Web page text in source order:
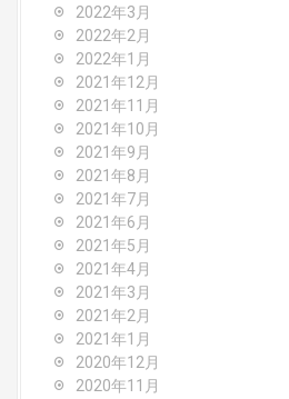
2022年3月
2022年2月
2022年1月
2021年12月
2021年11月
2021年10月
2021年9月
2021年8月
2021年7月
2021年6月
2021年5月
2021年4月
2021年3月
2021年2月
2021年1月
2020年12月
2020年11月